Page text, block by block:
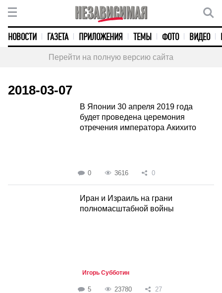
НОВОСТИ ГАЗЕТА ПРИЛОЖЕНИЯ ТЕМЫ ФОТО ВИДЕО
Перейти на полную версию сайта
2018-03-07
В Японии 30 апреля 2019 года
будет проведена церемония
отречения императора Акихито
0 3616 0
Иран и Израиль на грани
полномасштабной войны
Игорь Субботин
5 23780 27